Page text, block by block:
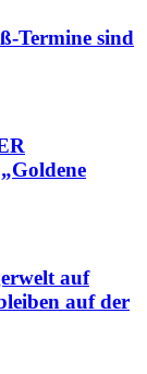
Termine sind
auf
auf der